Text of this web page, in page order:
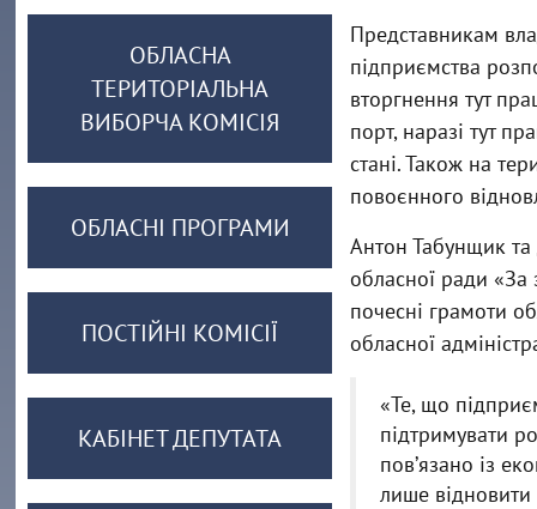
Представникам
підприємства
вторгнення тут
порт, наразі тут
стані. Також на
повоєнного
Антон Табунщик та
обласної ради
почесні грамоти
обласної
«Те, що
підтримувати
повʼязано із
лише
ОБЛАСНА
ТЕРИТОРІАЛЬНА
ВИБОРЧА КОМІСІЯ
ОБЛАСНІ ПРОГРАМИ
ПОСТІЙНІ КОМІСІЇ
КАБІНЕТ ДЕПУТАТА